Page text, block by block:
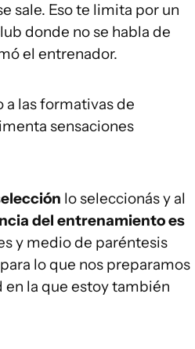
sale. Eso te limita por un
donde no se habla de
el entrenador.
a las formativas de
sensaciones
lo seleccionás y al
del entrenamiento es
y medio de paréntesis
lo que nos preparamos
la que estoy también